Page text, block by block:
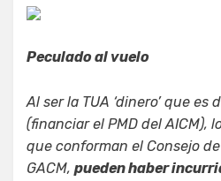
Peculado al vuelo
Al ser la TUA ‘dinero’ que es
(financiar el PMD del AICM),
que conforman el Consejo
GACM, pueden haber